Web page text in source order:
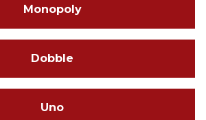
Monopoly
Dobble
Uno